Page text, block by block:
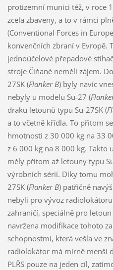
protizemní munici též, v roce
zcela zbaveny, a to v rámci
(Conventional Forces in
konvenčních zbraní v Evropě.
jednoúčelové přepadové
stroje Číňané neměli zájem.
27SK (Flanker B) byly navíc
nebyly u modelu Su-27 (
draku letounů typu Su-27SK (
a to včetně křídla. To přitom
hmotnosti z 30 000 kg na 33
z 6 000 kg na 8 000 kg. Takto
měly přitom až letouny typu
výrobních sérií. Díky tomu
27SK (Flanker B) patřičně
nebyli pro vývoz
zahraničí, speciálně pro letoun
navržena modifikace tohoto
schopnostmi, která vešla ve
radiolokátor má mírně menší
PLŘS pouze na jeden cíl,